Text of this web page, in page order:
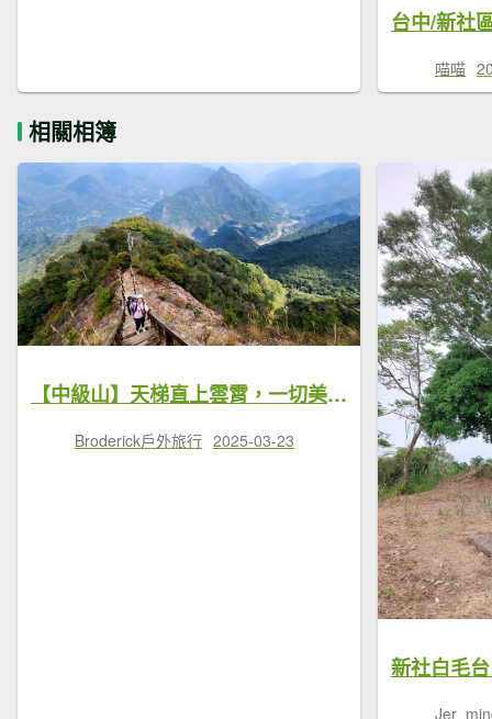
台中/新社
喵喵
相關相簿
【中級山】天梯直上雲霄，一切美景盡在眼底，谷關七雄白毛山
Broderick戶外旅行 2025-03-23